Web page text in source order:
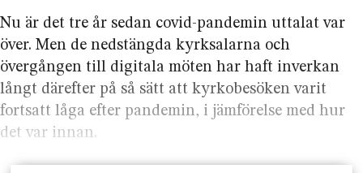
Nu är det tre år sedan covid-pandemin uttalat var
över. Men de nedstängda kyrk­salarna och
övergången till digitala möten har haft inverkan
långt därefter på så sätt att kyrko­besöken varit
fortsatt låga efter pandemin, i jämförelse med hur
det var innan.